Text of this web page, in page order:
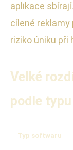
aplikace
cílené
riziko úniku
Velké
podle
Typ softwaru